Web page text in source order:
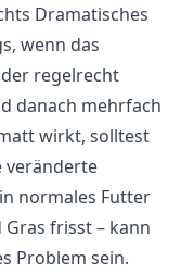
Dramatisches
wenn das
regelrecht
danach mehrfach
wirkt, solltest
veränderte
normales Futter
frisst – kann
Problem sein.